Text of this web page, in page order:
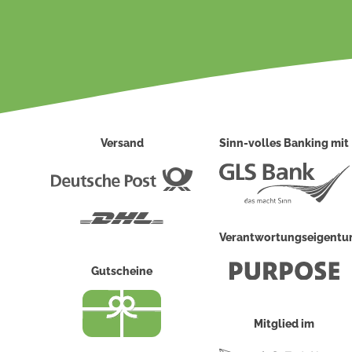
Versand
Deutsche
Gutscheine
Sinn-volles Banking mit
Mitglied im